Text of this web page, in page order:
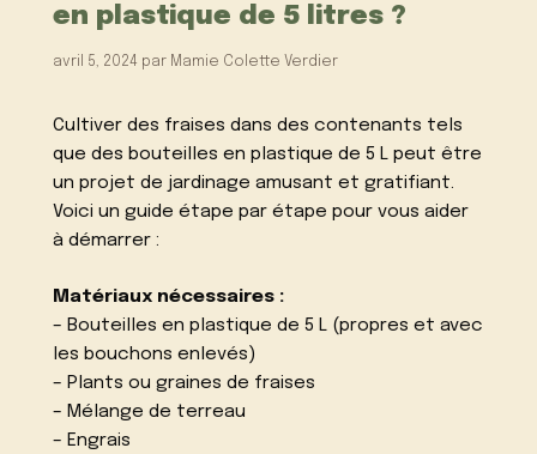
en plastique de 5 litres ?
avril 5, 2024 par Mamie Colette Verdier
Cultiver des fraises dans des contenants tels
que des bouteilles en plastique de 5 L peut être
un projet de jardinage amusant et gratifiant.
Voici un guide étape par étape pour vous aider
à démarrer :
Matériaux nécessaires :
– Bouteilles en plastique de 5 L (propres et avec
les bouchons enlevés)
– Plants ou graines de fraises
– Mélange de terreau
– Engrais